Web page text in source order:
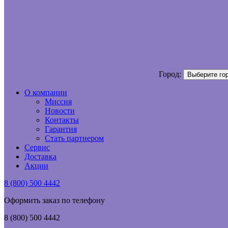
Город: Выберите
О компании
Миссия
Новости
Контакты
Гарантия
Стать партнером
Сервис
Доставка
Акции
8 (800) 500 4442
Оформить заказ по телефону
8 (800) 500 4442